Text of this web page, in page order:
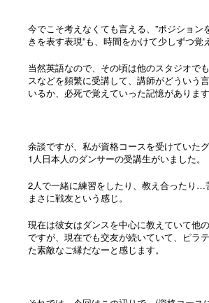
今でこそ考えなくても言える、”ポジション
きを表す表現”も、時間をかけて少しずつ覚
当然英語なので、その頃は他のスタジオで
スなどを頻繁に受講して、講師がどういう
いるか、必死で覚えていった記憶があります
余談ですが、私が資格コースを受けていた
1人日本人のダンサーの受講生がいました。
2人で一緒に練習をしたり、教え合ったり…
まさに戦友という感じ。
現在は彼女はダンスを中心に教えていて他
ですが、現在でも交友が続いていて、ピラ
た素敵なご縁だなーと感じます。